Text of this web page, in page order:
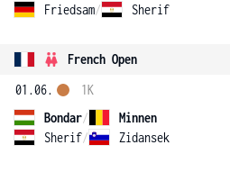
Friedsam/ Sherif
French Open
01.06.
Bondar/
Minnen
Sherif/ Zidansek
1K